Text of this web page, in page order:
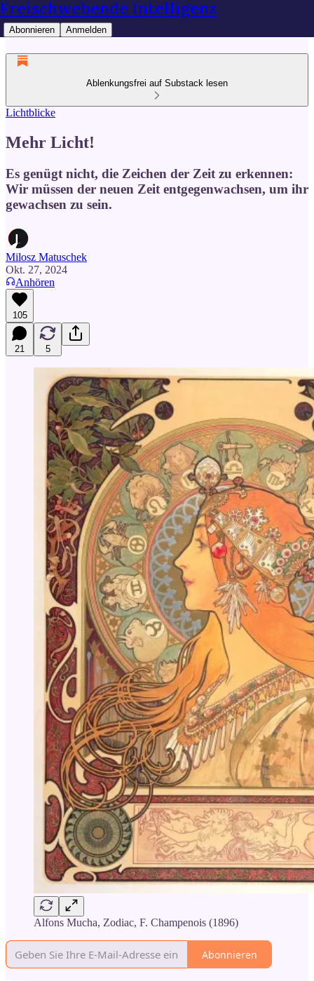
Freischwebende Intelligenz
Abonnieren Anmelden
Ablenkungsfrei auf Substack lesen
Lichtblicke
Mehr Licht!
Es genügt nicht, die Zeichen der Zeit zu erkennen:
Wir müssen der neuen Zeit entgegenwachsen, um ihr
gewachsen zu sein.
Milosz Matuschek
Okt. 27, 2024
Anhören
105
21 5
Alfons Mucha, Zodiac, F. Champenois (1896)
Abonnieren